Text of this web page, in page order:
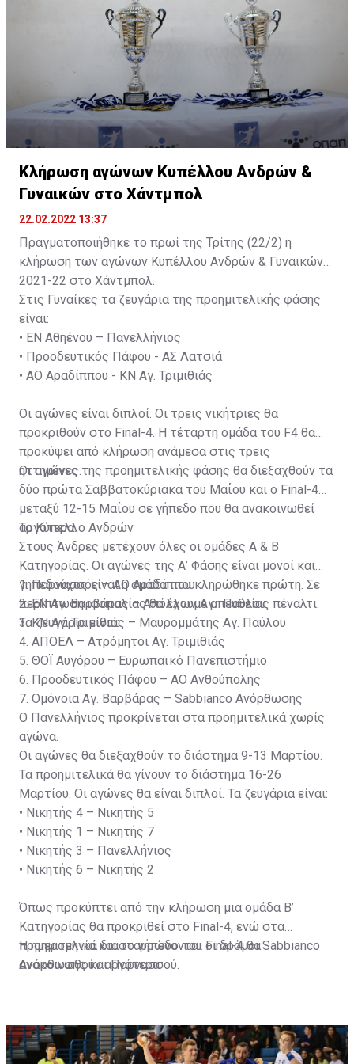
έκανε ντεμπούτο στον πάγκο της Sabbianco
Ανόρθωσης στις 8 Μαρτίου 2020 και είναι αήττητος
σε εγχώριες διοργανώσεις.
Sabbianco Ανόρθωση, η οποία προηγείται 4-0 της ΕΝΑΒ
και δεν χρειάζεται να δώσει ημιτελικό. Η ομάδα της
Αμμοχώστου προηγείται 4-0 και του Παρνασσού και
θέλει μια νίκη για να στεφθεί πρωταθλήτρια. Εάν
προκριθεί ο Παρνασσός τότε ο πρώτος τελικός θα
γίνει στο «Σωτήρειο» Αθλητικό Κέντρο το
Σαββατοκύριακο 9-10 Απριλίου.
Κλήρωση αγώνων Κυπέλλου Ανδρών &
Γυναικών στο Χάντμπολ
22.02.2022 13:37
Πραγματοποιήθηκε το πρωί της Τρίτης (22/2) η
κλήρωση των αγώνων Κυπέλλου Ανδρών & Γυναικών
2021-22 στο Χάντμπολ.
Στις Γυναίκες τα ζευγάρια της προημιτελικής φάσης
είναι:
• ΕΝ Αθηένου – Πανελλήνιος
• Προοδευτικός Πάφου - ΑΣ Λατσιά
• ΑΟ Αραδίππου - ΚΝ Αγ. Τριμιθιάς
Οι αγώνες είναι διπλοί. Οι τρεις νικήτριες θα
προκριθούν στο Final-4. Η τέταρτη ομάδα του F4 θα
προκύψει από κλήρωση ανάμεσα στις τρεις
ηττημένες.
Οι αγώνες της προημιτελικής φάσης θα διεξαχθούν τα
δύο πρώτα Σαββατοκύριακα του Μαΐου και ο Final-4
μεταξύ 12-15 Μαΐου σε γήπεδο που θα ανακοινωθεί
αργότερα.
Το Κύπελλο Ανδρών
Στους Άνδρες μετέχουν όλες οι ομάδες Α & Β
Κατηγορίας. Οι αγώνες της Α’ Φάσης είναι μονοί και
γηπεδούχος είναι η ομάδα που κληρώθηκε πρώτη. Σε
περίπτωση ισοπαλίας θα έχουμε απευθείας πέναλτι.
Τα ζευγάρια είναι:
1. Παρνασσός – ΑΟ Αραδίππου
2. ΕΝ Αγ. Βαρβάρας – Απόλλων Αγ. Παύλου
3. ΚΝ Αγ. Τριμιθιάς – Μαυρομμάτης Αγ. Παύλου
4. ΑΠΟΕΛ – Ατρόμητοι Αγ. Τριμιθιάς
5. ΘΟΪ Αυγόρου – Ευρωπαϊκό Πανεπιστήμιο
6. Προοδευτικός Πάφου – ΑΟ Ανθούπολης
7. Ομόνοια Αγ. Βαρβάρας – Sabbianco Ανόρθωσης
Ο Πανελλήνιος προκρίνεται στα προημιτελικά χωρίς
αγώνα.
Οι αγώνες θα διεξαχθούν το διάστημα 9-13 Μαρτίου.
Τα προημιτελικά θα γίνουν το διάστημα 16-26
Μαρτίου. Οι αγώνες θα είναι διπλοί. Τα ζευγάρια είναι:
• Νικητής 4 – Νικητής 5
• Νικητής 1 – Νικητής 7
• Νικητής 3 – Πανελλήνιος
• Νικητής 6 – Νικητής 2
Όπως προκύπτει από την κλήρωση μια ομάδα Β’
Κατηγορίας θα προκριθεί στο Final-4, ενώ στα
προημιτελικά διασταυρώνονται οι δρόμοι Sabbianco
Ανόρθωσης και Παρνασσού.
H ημερομηνία και το γήπεδο του Final-4 θα
ανακοινωθούν αργότερα